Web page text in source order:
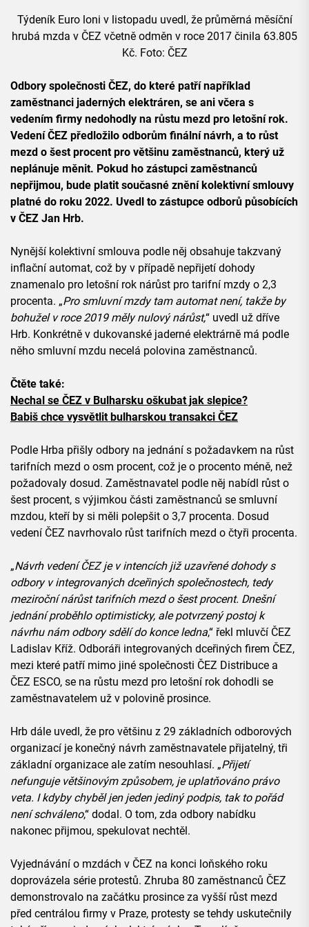
Týdeník Euro loni v listopadu uvedl, že průměrná měsíční
hrubá mzda v ČEZ včetně odměn v roce 2017 činila 63.805
Kč. Foto: ČEZ
Odbory společnosti ČEZ, do které patří například
zaměstnanci jaderných elektráren, se ani včera s
vedením firmy nedohodly na růstu mezd pro letošní rok.
Vedení ČEZ předložilo odborům finální návrh, a to růst
mezd o šest procent pro většinu zaměstnanců, který už
neplánuje měnit. Pokud ho zástupci zaměstnanců
nepřijmou, bude platit současné znění kolektivní smlouvy
platné do roku 2022. Uvedl to zástupce odborů působících
v ČEZ Jan Hrb.
Nynější kolektivní smlouva podle něj obsahuje takzvaný
inflační automat, což by v případě nepřijetí dohody
znamenalo pro letošní rok nárůst pro tarifní mzdy o 2,3
procenta. „Pro smluvní mzdy tam automat není, takže by
bohužel v roce 2019 měly nulový nárůst,“ uvedl už dříve
Hrb. Konkrétně v dukovanské jaderné elektrárně má podle
něho smluvní mzdu necelá polovina zaměstnanců.
Čtěte také:
Nechal se ČEZ v Bulharsku oškubat jak slepice?
Babiš chce vysvětlit bulharskou transakci ČEZ
Podle Hrba přišly odbory na jednání s požadavkem na růst
tarifních mezd o osm procent, což je o procento méně, než
požadovaly dosud. Zaměstnavatel podle něj nabídl růst o
šest procent, s výjimkou části zaměstnanců se smluvní
mzdou, kteří by si měli polepšit o 3,7 procenta. Dosud
vedení ČEZ navrhovalo růst tarifních mezd o čtyři procenta.
„Návrh vedení ČEZ je v intencích již uzavřené dohody s
odbory v integrovaných dceřiných společnostech, tedy
meziroční nárůst tarifních mezd o šest procent. Dnešní
jednání proběhlo optimisticky, ale potvrzený postoj k
návrhu nám odbory sdělí do konce ledna,“ řekl mluvčí ČEZ
Ladislav Kříž. Odboráři integrovaných dceřiných firem ČEZ,
mezi které patří mimo jiné společnosti ČEZ Distribuce a
ČEZ ESCO, se na růstu mezd pro letošní rok dohodli se
zaměstnavatelem už v polovině prosince.
Hrb dále uvedl, že pro většinu z 29 základních odborových
organizací je konečný návrh zaměstnavatele přijatelný, tři
základní organizace ale zatím nesouhlasí. „Přijetí
nefunguje většinovým způsobem, je uplatňováno právo
veta. I kdyby chyběl jen jeden jediný podpis, tak to pořád
není schváleno,“ dodal. O tom, zda odbory nabídku
nakonec přijmou, spekulovat nechtěl.
Vyjednávání o mzdách v ČEZ na konci loňského roku
doprovázela série protestů. Zhruba 80 zaměstnanců ČEZ
demonstrovalo na začátku prosince za vyšší růst mezd
před centrálou firmy v Praze, protesty se tehdy uskutečnily